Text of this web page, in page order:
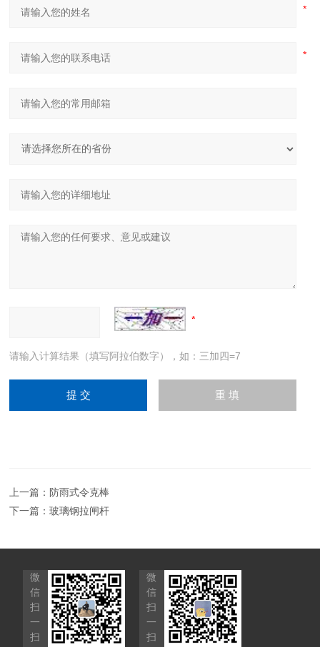
请输入计算结果（填写阿拉伯数字），如：三加四=7
上一篇： 防雨式令克棒
下一篇：玻璃钢拉闸杆
微
信
扫
一
扫
微
信
扫
一
扫